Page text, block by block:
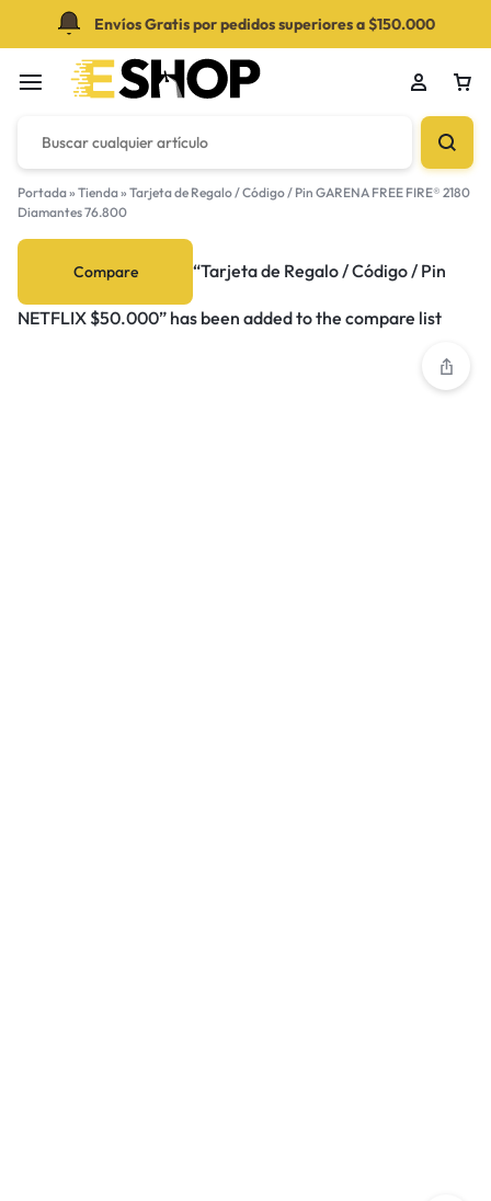
Envíos Gratis por pedidos superiores a $150.000
Su bolsa está vacía
¡No te pierdas las grandes ofertas! Comienza a
Portada» Tienda» Tarjeta de Regalo / Código / Pin GARENA FREE FIRE® 2180
Diamantes 76.800
Compare “Tarjeta de Regalo / Código / Pin
NETFLIX $50.000” has been added to the compare list